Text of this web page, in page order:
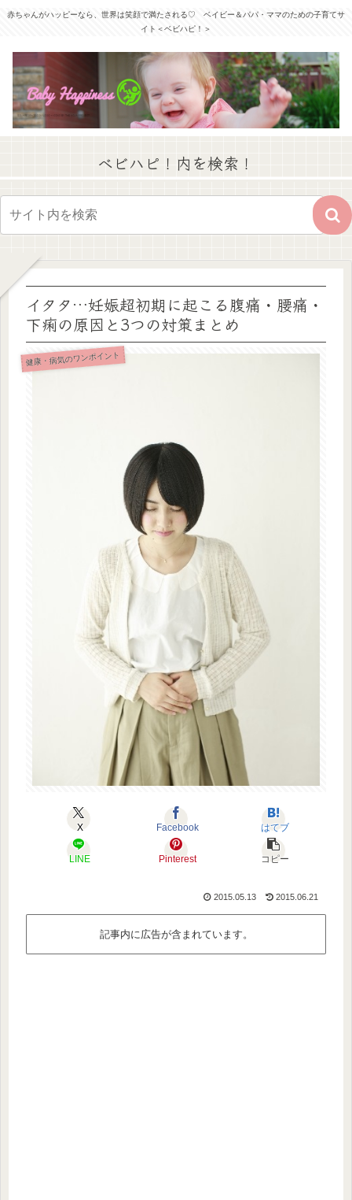
赤ちゃんがハッピーなら、世界は笑顔で満たされる♡ ベイビー＆パパ・ママのための子育てサ
イト＜ベビハピ！＞
ベビハピ！内を検索！
イタタ…妊娠超初期に起こる腹痛・腰痛・
下痢の原因と3つの対策まとめ
健康・病気のワンポイント
X Facebook はてブ
LINE Pinterest コピー
2015.05.13 2015.06.21
記事内に広告が含まれています。